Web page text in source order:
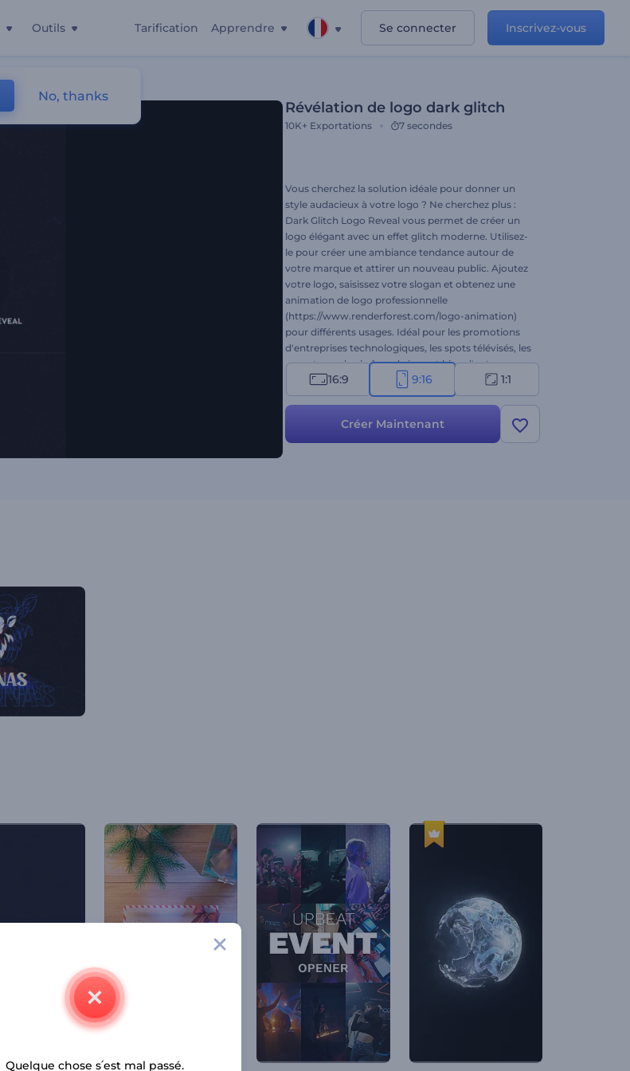
Outils Tarification Apprendre Se connecter Inscrivez-vous
Révélation de logo dark glitch
10K+ Exportations 7 secondes
Vous cherchez la solution idéale pour donner un
style audacieux à votre logo ? Ne cherchez plus :
Dark Glitch Logo Reveal vous permet de créer un
logo élégant avec un effet glitch moderne. Utilisez-
le pour créer une ambiance tendance autour de
votre marque et attirer un nouveau public. Ajoutez
votre logo, saisissez votre slogan et obtenez une
animation de logo professionnelle
(https://www.renderforest.com/logo-animation)
pour différents usages. Idéal pour les promotions
d'entreprises technologiques, les spots télévisés, les
ouvertures de chaînes de jeux et bien d'autres
projets créatifs. Essayez-le dès maintenant !
16:9 9:16 1:1
Créer Maintenant
No, thanks
Quelque chose s՛est mal passé.